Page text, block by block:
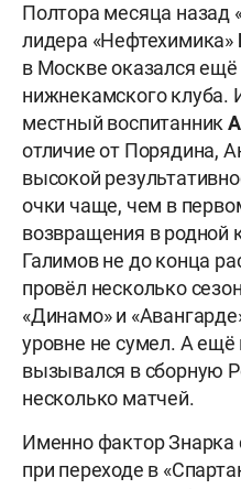
Полтора месяца назад
лидера «Нефтехимика»
в Москве оказался ещё
нижнекамского клуба.
местный воспитанник
отличие от Порядина,
высокой
очки чаще, чем в
возвращения в родной
Галимов не до конца
провёл несколько
«Динамо» и
уровне не сумел. А ещё
вызывался в сборную
несколько матчей.
Именно фактор
при переходе в